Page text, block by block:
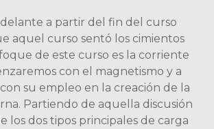
a partir del fin del curso
aquel curso sentó los cimientos
de este curso es la corriente
con el magnetismo y a
su empleo en la creación de la
Partiendo de aquella discusión
los dos tipos principales de carga